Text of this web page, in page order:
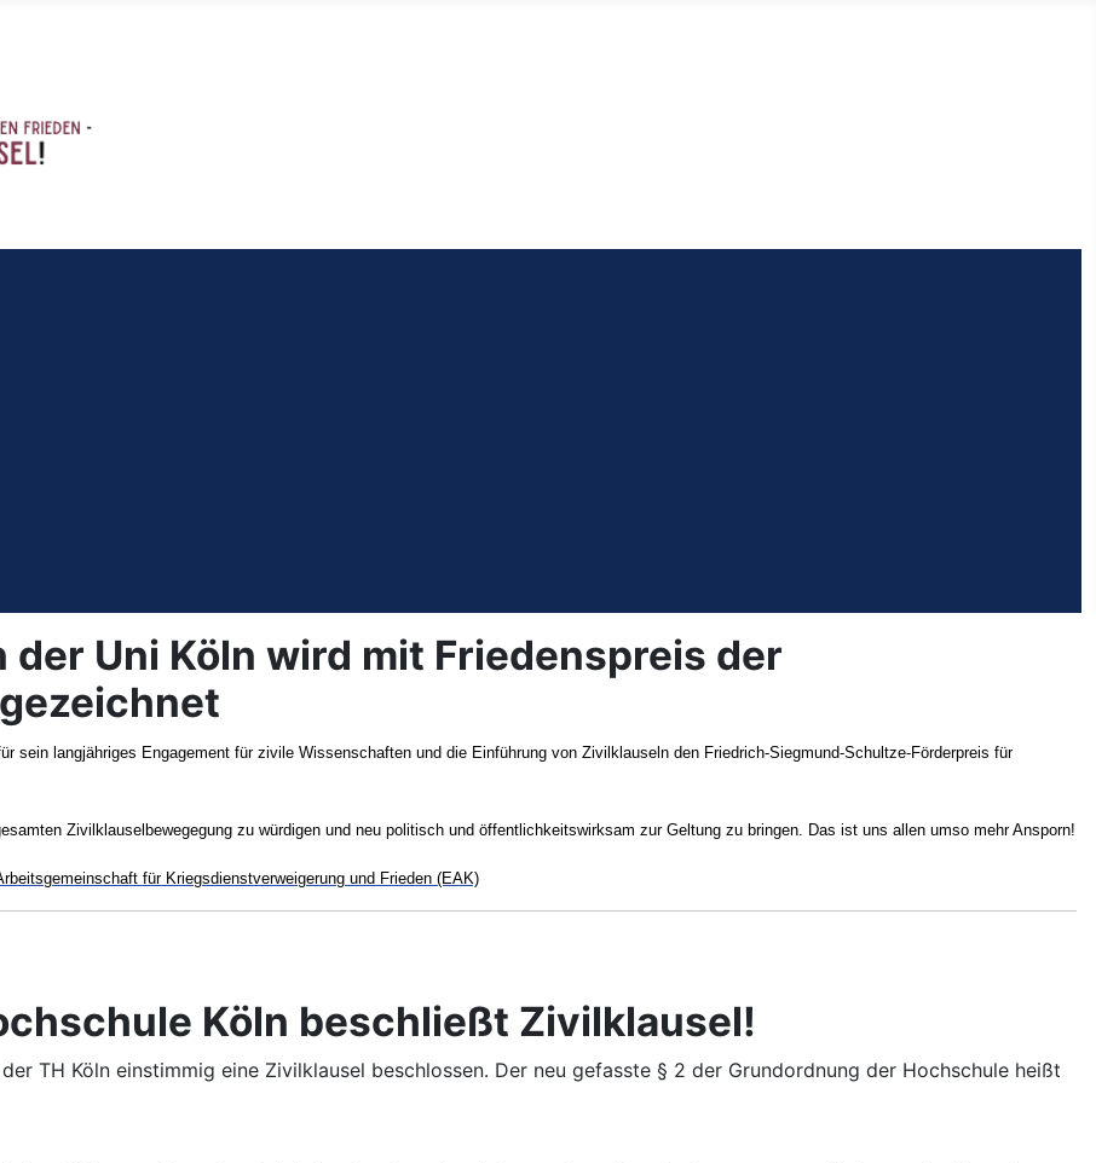
Uni Köln wird mit Friedenspreis der
sein langjähriges Engagement für zivile Wissenschaften und die Einführung von Zivilklauseln den Friedrich-Siegmund-Schultze-Förderpreis für
Zivilklauselbewegegung zu würdigen und neu politisch und öffentlichkeitswirksam zur Geltung zu bringen. Das ist uns allen umso mehr Ansporn!
für Kriegsdienstverweigerung und Frieden (EAK)
Köln beschließt Zivilklausel!
TH Köln einstimmig eine Zivilklausel beschlossen. Der neu gefasste § 2 der Grundordnung der Hochschule heißt